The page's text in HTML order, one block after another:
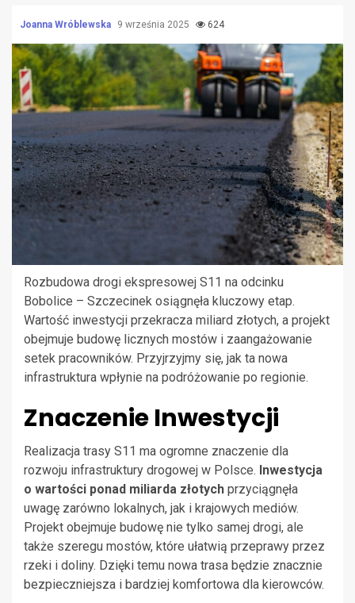
Joanna Wróblewska 9 września 2025 624
Rozbudowa drogi ekspresowej S11 na odcinku
Bobolice – Szczecinek osiągnęła kluczowy etap.
Wartość inwestycji przekracza miliard złotych, a projekt
obejmuje budowę licznych mostów i zaangażowanie
setek pracowników. Przyjrzyjmy się, jak ta nowa
infrastruktura wpłynie na podróżowanie po regionie.
Znaczenie Inwestycji
Realizacja trasy S11 ma ogromne znaczenie dla
rozwoju infrastruktury drogowej w Polsce. Inwestycja
o wartości ponad miliarda złotych przyciągnęła
uwagę zarówno lokalnych, jak i krajowych mediów.
Projekt obejmuje budowę nie tylko samej drogi, ale
także szeregu mostów, które ułatwią przeprawy przez
rzeki i doliny. Dzięki temu nowa trasa będzie znacznie
bezpieczniejsza i bardziej komfortowa dla kierowców.